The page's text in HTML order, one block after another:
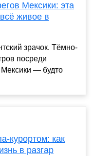
Мексики: эта
живое в
зрачок. Тёмно-
посреди
Мексики — будто
курортом: как
в разгар